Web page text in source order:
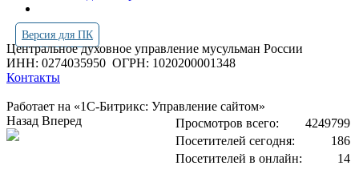
Версия для ПК
Центральное духовное управление мусульман России
ИНН: 0274035950 ОГРН: 1020200001348
Контакты
Работает на «1С-Битрикс: Управление сайтом»
Просмотров всего:
4249799
Посетителей сегодня:
186
Посетителей в онлайн:
14
Назад Вперед